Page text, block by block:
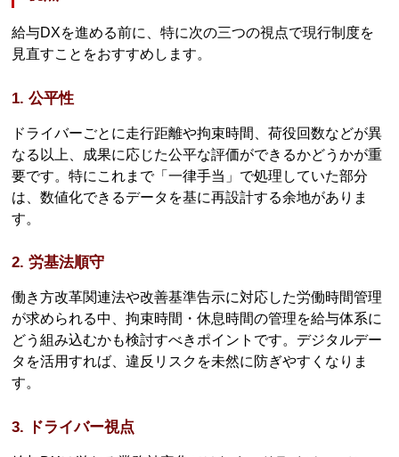
給与DXを進める前に、特に次の三つの視点で現行制度を
見直すことをおすすめします。
1. 公平性
ドライバーごとに走行距離や拘束時間、荷役回数などが異
なる以上、成果に応じた公平な評価ができるかどうかが重
要です。特にこれまで「一律手当」で処理していた部分
は、数値化できるデータを基に再設計する余地がありま
す。
2. 労基法順守
働き方改革関連法や改善基準告示に対応した労働時間管理
が求められる中、拘束時間・休息時間の管理を給与体系に
どう組み込むかも検討すべきポイントです。デジタルデー
タを活用すれば、違反リスクを未然に防ぎやすくなりま
す。
3. ドライバー視点